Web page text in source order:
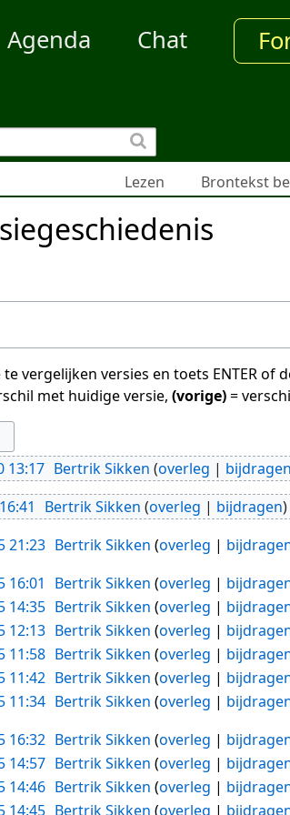
Agenda Chat
Lezen Brontekst
vergelijken versies en toets ENTER of
met huidige versie, (vorige)=
13:17 Bertrik Sikken overleg bijdragen
Bertrik Sikken overleg bijdragen
21:23 Bertrik Sikken overleg
16:01 Bertrik Sikken overleg
14:35 Bertrik Sikken overleg
12:13 Bertrik Sikken overleg
11:58 Bertrik Sikken overleg
11:42 Bertrik Sikken overleg
11:34 Bertrik Sikken overleg
16:32 Bertrik Sikken overleg
14:57 Bertrik Sikken overleg
14:46 Bertrik Sikken overleg
14:45 Bertrik Sikken overleg